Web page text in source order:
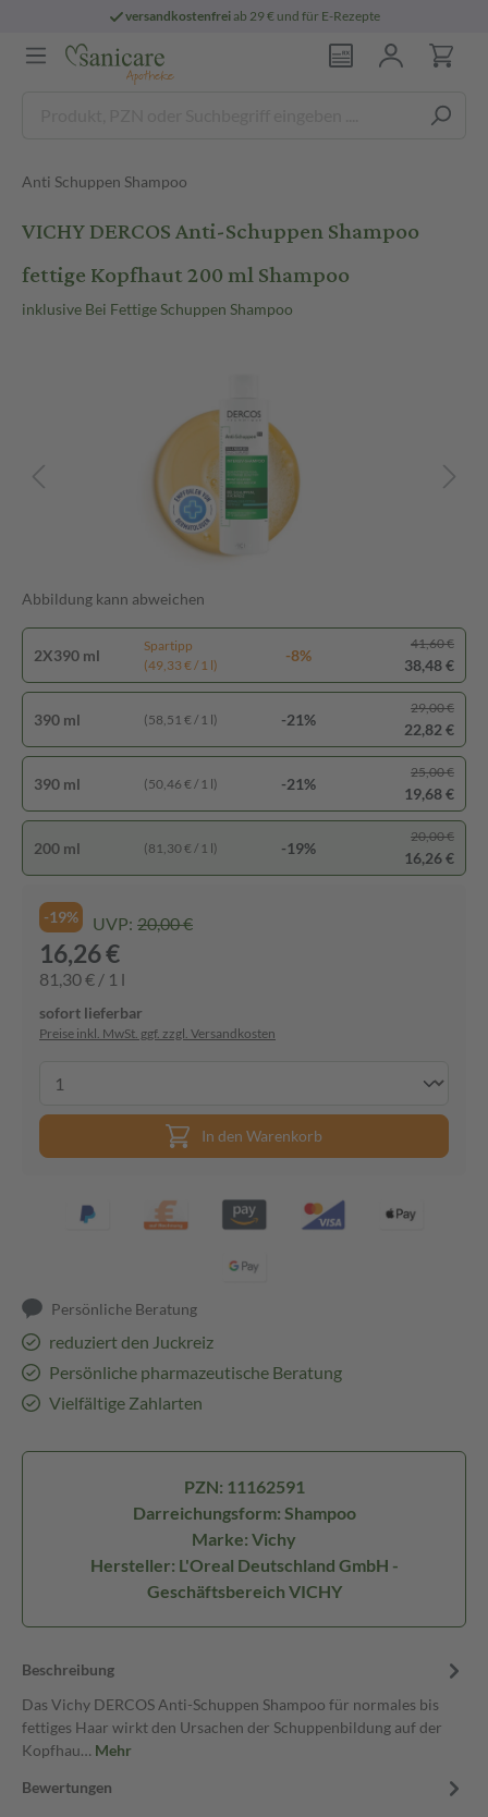
versandkostenfreiab 29 € und für E-Rezepte
Anti Schuppen Shampoo
VICHY DERCOS Anti-Schuppen Shampoo
fettige Kopfhaut 200 ml Shampoo
inklusive Bei Fettige Schuppen Shampoo
Abbildung kann abweichen
2X390 ml
Spartipp
(49,33 € / 1 l)
-8%
41,60 €
38,48 €
390 ml (58,51 € / 1 l) -21%
29,00 €
22,82 €
390 ml (50,46 € / 1 l) -21%
25,00 €
19,68 €
200 ml (81,30 € / 1 l) -19%
20,00 €
16,26 €
-19% UVP: 20,00 €
16,26 €
81,30 € / 1 l
sofort lieferbar
Preise inkl. MwSt. ggf. zzgl. Versandkosten
In den Warenkorb
Persönliche Beratung
reduziert den Juckreiz
Persönliche pharmazeutische Beratung
Vielfältige Zahlarten
PZN: 11162591
Darreichungsform: Shampoo
Marke: Vichy
Hersteller: L'Oreal Deutschland GmbH -
Geschäftsbereich VICHY
Beschreibung
Das Vichy DERCOS Anti-Schuppen Shampoo für normales bis
fettiges Haar wirkt den Ursachen der Schuppenbildung auf der
Kopfhau… Mehr
Bewertungen